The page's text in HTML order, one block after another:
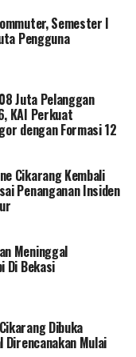
Semester I
Pengguna
Juta Pelanggan
KAI Perkuat
dengan Formasi 12
Cikarang Kembali
Penanganan Insiden
Meninggal
Di Bekasi
Dibuka
Direncanakan Mulai